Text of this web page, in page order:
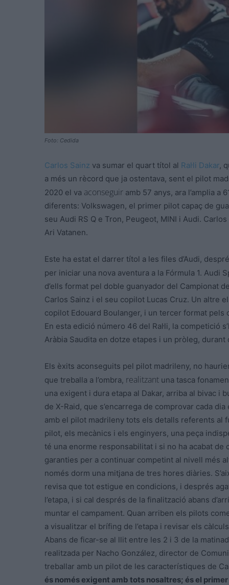
Foto: Cedida
Carlos Sainz va sumar el quart títol al Ral·li Dakar,
a més un rècord que ja ostentava, sent el pilot
2020 el va aconseguir amb 57 anys, ara l’amplia a
diferents: Volkswagen, el primer pilot capaç de
seu Audi RS Q e Tron, Peugeot, MINI i Audi.
Ari Vatanen.
Este ha estat el darrer títol a les files d’Audi,
per iniciar una nova aventura a la Fórmula 1. Audi
d’ells format pel doble guanyador del Campionat
Carlos Sainz i el seu copilot Lucas Cruz. Un altre
copilot Edouard Boulanger, i un tercer format pels
En esta edició número 46 del Ral·li, la competició
Aràbia Saudita en dotze etapes i un pròleg, durant
Els èxits aconseguits pel pilot madrileny, no
que treballa a l’ombra, realitzant una tasca
una exigent i dura etapa al Dakar, arriba al bivac i
de X-Raid, que s’encarrega de comprovar cada
amb el pilot madrileny tots els detalls referents al
pilot, els mecànics i els enginyers, una peça
té una enorme responsabilitat i si no ha acabat
garanties per a continuar competint al nivell més
només dorm una mitjana de tres hores diàries.
revisa que tot estigue en condicions, i després
l’etapa, i si cal després de la finalització abans
muntar el campament. Quan arriben els pilots
a visualitzar el brífing de l’etapa i revisar els
Abans de ficar-se al llit entre les 2 i 3 de la
realitzada per Nacho González, director de
treballar amb un pilot de les característiques de
és només exigent amb tots nosaltres; és el